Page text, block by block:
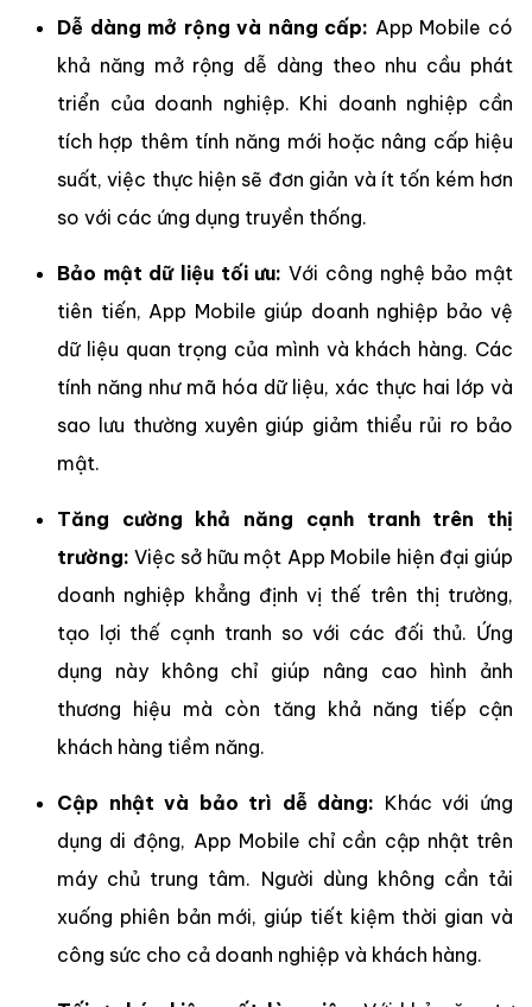
Dễ dàng mở rộng và nâng cấp: App Mobile có
khả năng mở rộng dễ dàng theo nhu cầu phát
triển của doanh nghiệp. Khi doanh nghiệp cần
tích hợp thêm tính năng mới hoặc nâng cấp hiệu
suất, việc thực hiện sẽ đơn giản và ít tốn kém hơn
so với các ứng dụng truyền thống.
Bảo mật dữ liệu tối ưu: Với công nghệ bảo mật
tiên tiến, App Mobile giúp doanh nghiệp bảo vệ
dữ liệu quan trọng của mình và khách hàng. Các
tính năng như mã hóa dữ liệu, xác thực hai lớp và
sao lưu thường xuyên giúp giảm thiểu rủi ro bảo
mật.
Tăng cường khả năng cạnh tranh trên thị
trường: Việc sở hữu một App Mobile hiện đại giúp
doanh nghiệp khẳng định vị thế trên thị trường,
tạo lợi thế cạnh tranh so với các đối thủ. Ứng
dụng này không chỉ giúp nâng cao hình ảnh
thương hiệu mà còn tăng khả năng tiếp cận
khách hàng tiềm năng.
Cập nhật và bảo trì dễ dàng: Khác với ứng
dụng di động, App Mobile chỉ cần cập nhật trên
máy chủ trung tâm. Người dùng không cần tải
xuống phiên bản mới, giúp tiết kiệm thời gian và
công sức cho cả doanh nghiệp và khách hàng.